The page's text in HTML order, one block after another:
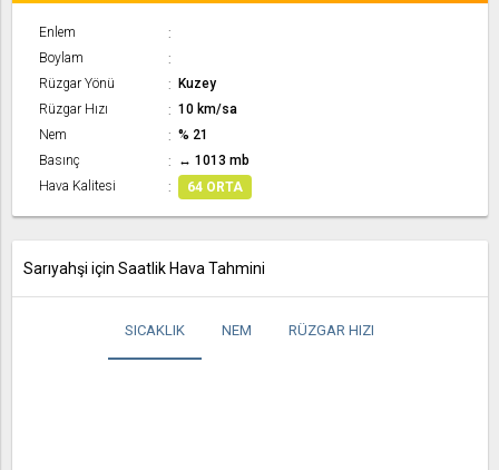
Enlem
Boylam
Rüzgar Yönü
Kuzey
Rüzgar Hızı
10 km/sa
Nem
% 21
Basınç
↔ 1013 mb
Hava Kalitesi
64 ORTA
Sarıyahşi için Saatlik Hava Tahmini
SICAKLIK NEM RÜZGAR HIZI